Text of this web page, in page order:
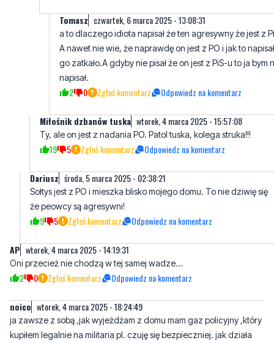
Tomasz czwartek, 6 marca 2025 - 13:08:31
a to dlaczego idiota napisał że ten agresywny że jest z
A nawet nie wie, że naprawdę on jest z PO i jak to
go zatkało.A gdyby nie pisał że on jest z PiS-u to ja bym
napisał.
2 0 Zgłoś komentarz Odpowiedz na komentarz
Miłośnik dzbanów tuska wtorek, 4 marca 2025 - 15:57:08
Ty, ale on jest z nadania PO. Patol tuska, kolega struka!!!
19 5 Zgłoś komentarz Odpowiedz na komentarz
Dariusz środa, 5 marca 2025 - 02:38:21
Sołtys jest z PO i mieszka blisko mojego domu. To nie dziwię się
że peowcy są agresywni!
9 5 Zgłoś komentarz Odpowiedz na komentarz
AP wtorek, 4 marca 2025 - 14:19:31
Oni przecież nie chodzą w tej samej wadze...
2 0 Zgłoś komentarz Odpowiedz na komentarz
noico wtorek, 4 marca 2025 - 18:24:49
ja zawsze z sobą ,jak wyjeżdżam z domu mam gaz policyjny ,który
kupiłem legalnie na militaria pl. czuję się bezpieczniej. jak działa